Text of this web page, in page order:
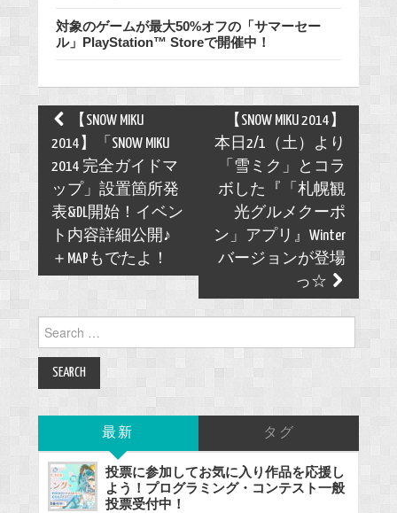
対象のゲームが最大50%オフの「サマーセー
ル」PlayStation™ Storeで開催中！
Post
navigation
【SNOW MIKU
2014】「SNOW MIKU
2014 完全ガイドマ
ップ」設置箇所発
表&DL開始！イベン
ト内容詳細公開♪
＋MAPもでたよ！
【SNOW MIKU 2014】
本日2/1（土）より
「雪ミク」とコラ
ボした『「札幌観
光グルメクーポ
ン」アプリ』Winter
バージョンが登場
っ☆
Search
for:
最新 タグ
投票に参加してお気に入り作品を応援し
よう！プログラミング・コンテスト一般
投票受付中！